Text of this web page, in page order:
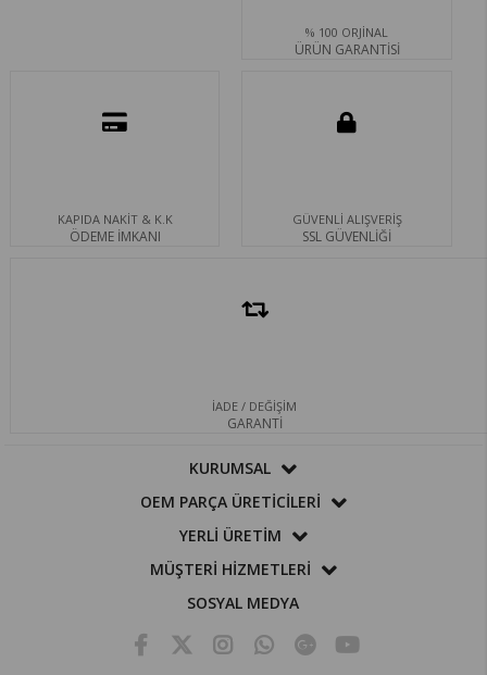
% 100 ORJİNAL
ÜRÜN GARANTİSİ
KAPIDA NAKİT & K.K
ÖDEME İMKANI
GÜVENLİ ALIŞVERİŞ
SSL GÜVENLİĞİ
İADE / DEĞİŞİM
GARANTİ
KURUMSAL
OEM PARÇA ÜRETİCİLERİ
YERLİ ÜRETİM
MÜŞTERİ HİZMETLERİ
SOSYAL MEDYA